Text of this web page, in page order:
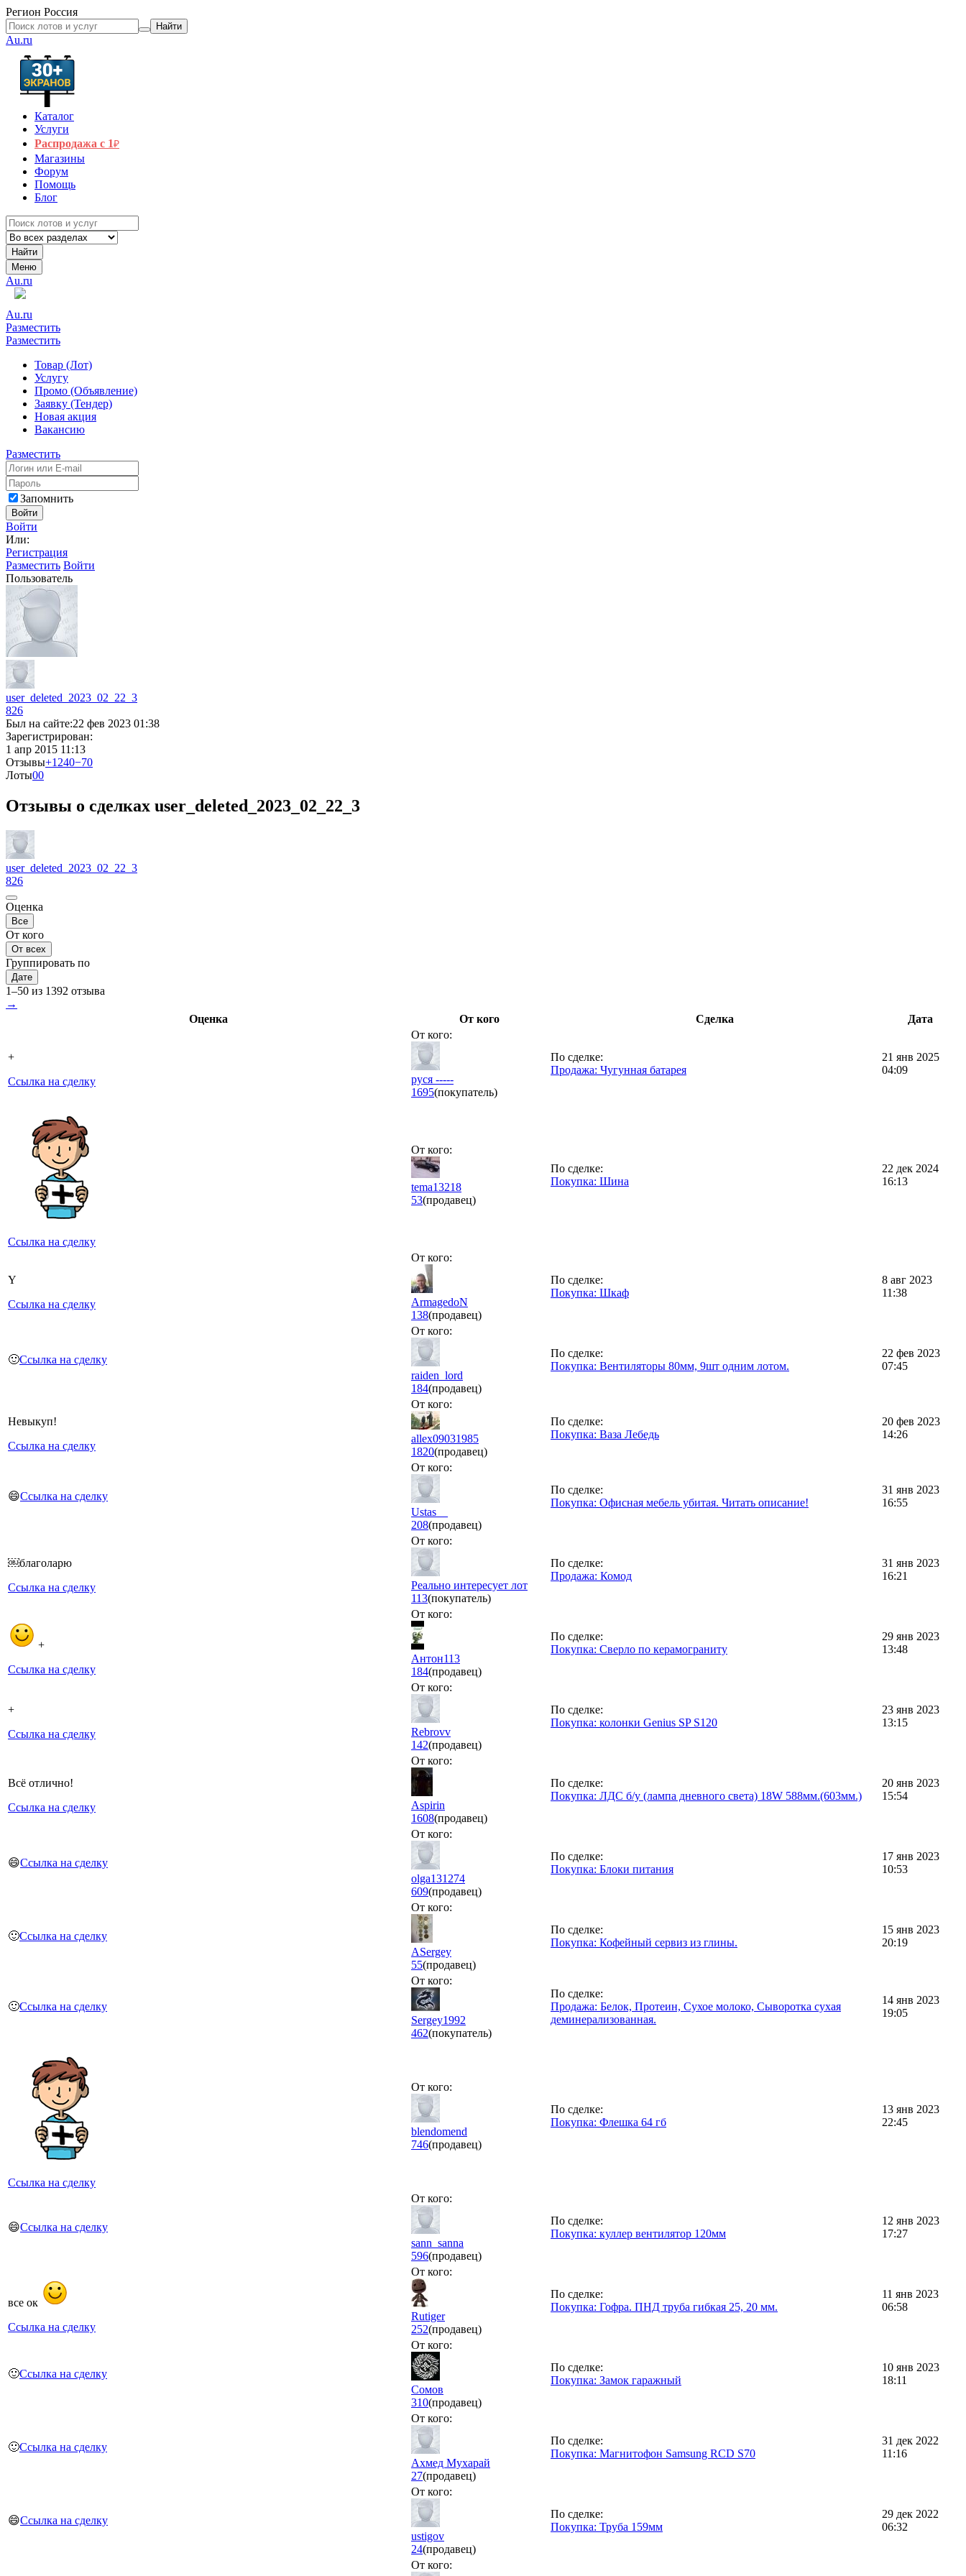
Регион Россия
Найти
Au.ru
Каталог
Услуги
Распродажа с 1₽
Магазины
Форум
Помощь
Блог
Найти
Меню
Au.ru
Au.ru
Разместить
Разместить
Товар (Лот)
Услугу
Промо (Объявление)
Заявку (Тендер)
Новая акция
Вакансию
Разместить
Запомнить
Войти
Войти
Или:
Регистрация
Разместить Войти
Пользователь
user_deleted_2023_02_22_3
826
Был на сайте:22 фев 2023 01:38
Зарегистрирован:
1 апр 2015 11:13
Отзывы+1240−70
Лоты00
Отзывы о сделках user_deleted_2023_02_22_3
user_deleted_2023_02_22_3
826
Оценка
Все
От кого
От всех
Группировать по
Дате
1–50 из 1392 отзыва
→
Оценка
От кого Сделка Дата
+
Ссылка на сделку
От кого:
руся -----
1695(покупатель)
По сделке:
Продажа: Чугунная батарея
21 янв 2025
04:09
Ссылка на сделку
От кого:
tema13218
53(продавец)
По сделке:
Покупка: Шина
22 дек 2024
16:13
Y
Ссылка на сделку
От кого:
ArmagedoN
138(продавец)
По сделке:
Покупка: Шкаф
8 авг 2023
11:38
🙂Ссылка на сделку
От кого:
raiden_lord
184(продавец)
По сделке:
Покупка: Вентиляторы 80мм, 9шт одним лотом.
22 фев 2023
07:45
Невыкуп!
Ссылка на сделку
От кого:
allex09031985
1820(продавец)
По сделке:
Покупка: Ваза Лебедь
20 фев 2023
14:26
😄Ссылка на сделку
От кого:
Ustas__
208(продавец)
По сделке:
Покупка: Офисная мебель убитая. Читать описание!
31 янв 2023
16:55
￼благоларю
Ссылка на сделку
От кого:
Реально интересует лот
113(покупатель)
По сделке:
Продажа: Комод
31 янв 2023
16:21
+
Ссылка на сделку
От кого:
Антон113
184(продавец)
По сделке:
Покупка: Сверло по керамограниту
29 янв 2023
13:48
+
Ссылка на сделку
От кого:
Rebrovv
142(продавец)
По сделке:
Покупка: колонки Genius SP S120
23 янв 2023
13:15
Всё отлично!
Ссылка на сделку
От кого:
Aspirin
1608(продавец)
По сделке:
Покупка: ЛДС б/у (лампа дневного света) 18W 588мм.(603мм.)
20 янв 2023
15:54
😄Ссылка на сделку
От кого:
olga131274
609(продавец)
По сделке:
Покупка: Блоки питания
17 янв 2023
10:53
🙂Ссылка на сделку
От кого:
ASergey
55(продавец)
По сделке:
Покупка: Кофейный сервиз из глины.
15 янв 2023
20:19
🙂Ссылка на сделку
От кого:
Sergey1992
462(покупатель)
По сделке:
Продажа: Белок, Протеин, Сухое молоко, Сыворотка сухая
деминерализованная.
14 янв 2023
19:05
Ссылка на сделку
От кого:
blendomend
746(продавец)
По сделке:
Покупка: Флешка 64 гб
13 янв 2023
22:45
😄Ссылка на сделку
От кого:
sann_sanna
596(продавец)
По сделке:
Покупка: куллер вентилятор 120мм
12 янв 2023
17:27
все ок
Ссылка на сделку
От кого:
Rutiger
252(продавец)
По сделке:
Покупка: Гофра. ПНД труба гибкая 25, 20 мм.
11 янв 2023
06:58
🙂Ссылка на сделку
От кого:
Сомов
310(продавец)
По сделке:
Покупка: Замок гаражный
10 янв 2023
18:11
🙂Ссылка на сделку
От кого:
Ахмед Мухарай
27(продавец)
По сделке:
Покупка: Магнитофон Samsung RCD S70
31 дек 2022
11:16
😄Ссылка на сделку
От кого:
ustigov
24(продавец)
По сделке:
Покупка: Труба 159мм
29 дек 2022
06:32
От кого: